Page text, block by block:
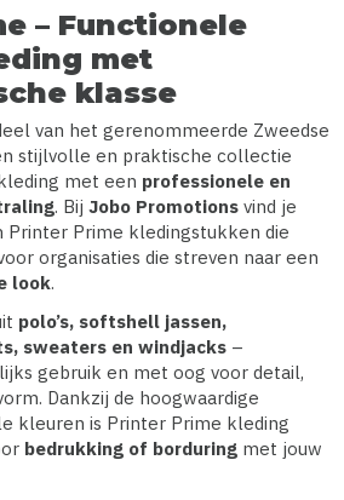
– Functionele
met
klasse
van het gerenommeerde Zweedse
stijlvolle en praktische collectie
met een professionele en
. Bij Jobo Promotions vind je
Printer Prime kledingstukken die
organisaties die streven naar een
look.
polo’s, softshell jassen,
sweaters en windjacks –
gebruik en met oog voor detail,
Dankzij de hoogwaardige
kleuren is Printer Prime kleding
bedrukking of borduring met jouw